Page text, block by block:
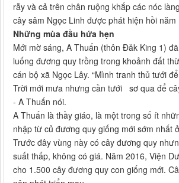
rẫy và cả trên chân ruộng khắp các nóc
cây sâm Ngọc Linh được phát hiện hồi năm
Những mùa đầu hứa hẹn
Mới mờ sáng, A Thuấn (thôn Đăk King 1)
luống đương quy trồng trong khoảnh đất
cán bộ xã Ngọc Lây. “Mình tranh thủ tưới
Trời mới mưa nhưng cần tưới sơ qua để
- A Thuấn nói.
A Thuấn là thầy giáo, là một trong số ít
nhập từ củ đương quy giống mới sớm nhất
Trước đây vùng này có cây đương quy
suất thấp, không có giá. Năm 2016, Viện
cho 1.500 cây đương quy con giống mới.